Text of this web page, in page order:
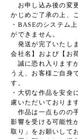
お申し込み後の変
かじめご了承の上、
・BASEのシステム
ができません。
発送が完了いたし
会社名】および【お
誠に恐れ入ります
うえ、お客様ご自身
す。
・大切な作品を安全
慮いただいております
作品は一点ものの
影響を受ける可能性
取り」をお願いして